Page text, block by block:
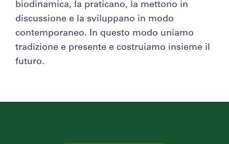
biodinamica, la praticano, la mettono in
discussione e la sviluppano in modo
contemporaneo. In questo modo uniamo
tradizione e presente e costruiamo insieme il
futuro.